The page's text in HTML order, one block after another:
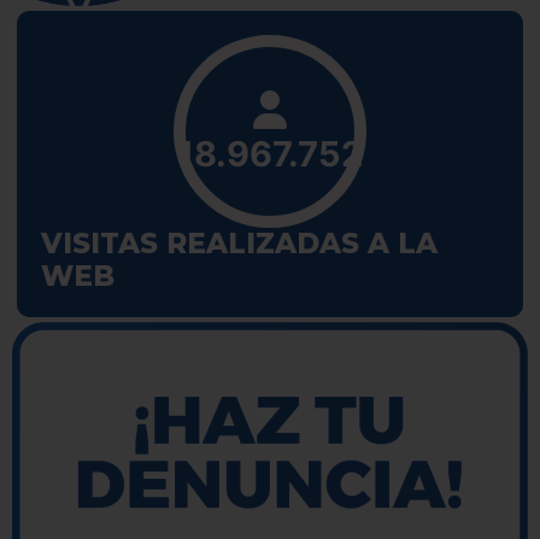
18.967.752
VISITAS REALIZADAS A LA
WEB